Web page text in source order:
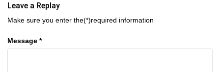
Leave a Replay
Make sure you enter the(*)required information
Message *